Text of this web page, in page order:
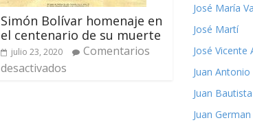
Simón Bolívar homenaje en
el centenario de su muerte
julio 23, 2020
Comentarios
desactivados
José María
José Martí
José Vicente
Juan
Juan
Juan